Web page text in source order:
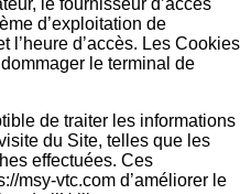
d’exploitation de
l’heure d’accès. Les Cookies
le terminal de
de traiter les informations
du Site, telles que les
effectuées. Ces
msy-vtc.com d’améliorer le